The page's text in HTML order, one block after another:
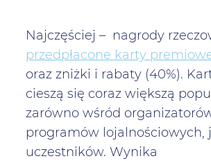
Najczęściej – nagrody
przedpłacone karty
oraz zniżki i rabaty (40%).
cieszą się coraz większą
zarówno wśród
programów lojalnościowych,
uczestników. Wynika